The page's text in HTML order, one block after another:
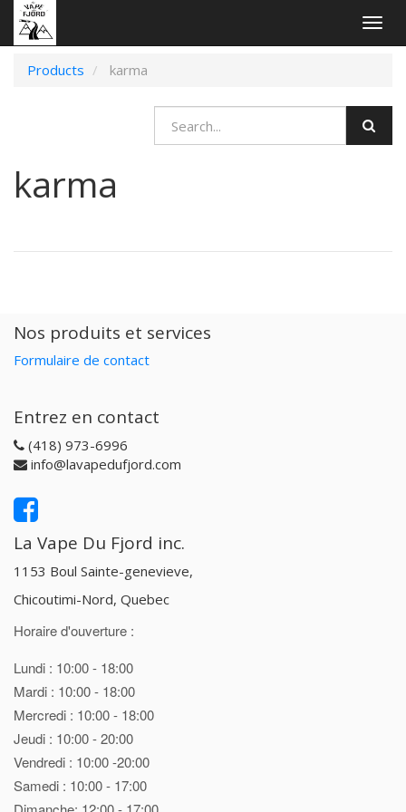
Products
karma
karma
Nos produits et services
Formulaire de contact
Entrez en contact
(418) 973-6996
info@lavapedufjord.com
La Vape Du Fjord inc.
1153 Boul Sainte-genevieve,
Chicoutimi-Nord, Quebec
Horaire d'ouverture :
Lundi : 10:00 - 18:00
Mardi : 10:00 - 18:00
Mercredi : 10:00 - 18:00
Jeudi : 10:00 - 20:00
Vendredi : 10:00 -20:00
Samedi : 10:00 - 17:00